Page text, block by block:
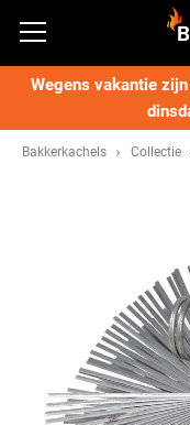
Wegens vakantie
Bakkerkachels Collectie